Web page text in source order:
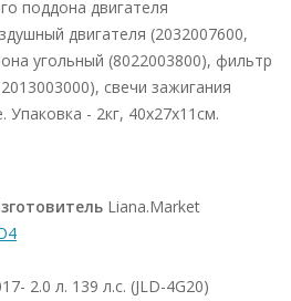
поддона двигателя
двигателя (2032007600,
угольный (8022003800), фильтр
свечи зажигания
Упаковка - 2кг, 40х27х11см.
Liana.Market
2.0 л. 139 л.с. (JLD-4G20)